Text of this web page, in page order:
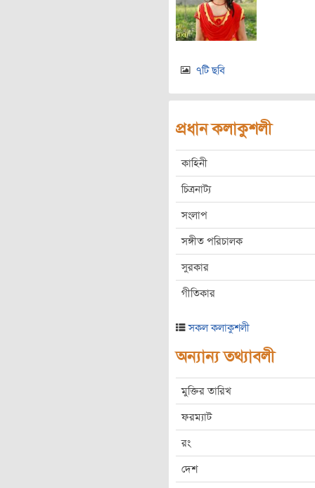
৭টি ছবি
প্রধান কলাকুশলী
কাহিনী
চিত্রনাট্য
সংলাপ
সঙ্গীত পরিচালক
সুরকার
গীতিকার
সকল কলাকুশলী
অন্যান্য তথ্যাবলী
মুক্তির তারিখ
ফরম্যাট
রং
দেশ